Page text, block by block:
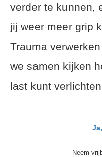
verder te kunnen,
jij weer meer grip
Trauma
we samen kijken
last kunt
Neem